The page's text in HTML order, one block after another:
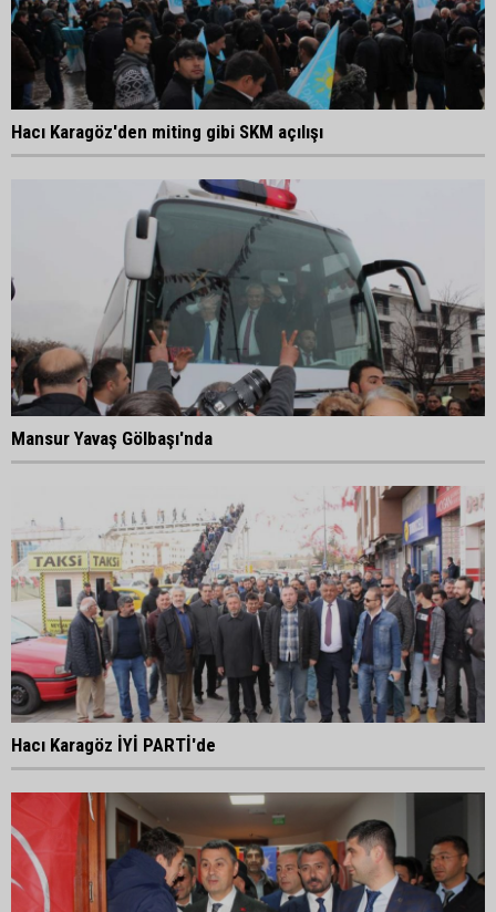
Hacı Karagöz'den miting gibi SKM açılışı
Mansur Yavaş Gölbaşı'nda
Hacı Karagöz İYİ PARTİ'de